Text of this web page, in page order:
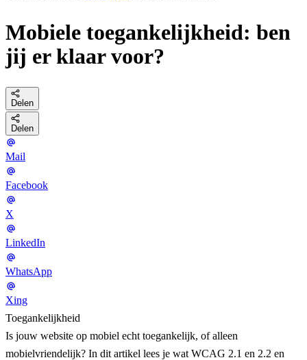
Mobiele toegankelijkheid: ben
jij er klaar voor?
Delen
Delen
Mail
Facebook
X
LinkedIn
WhatsApp
Xing
Toegankelijkheid
Is jouw website op mobiel echt toegankelijk, of alleen
mobielvriendelijk? In dit artikel lees je wat WCAG 2.1 en 2.2 en